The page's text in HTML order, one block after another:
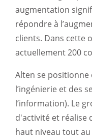
augmentation
répondre à
clients. Dans cette
actuellement 200
Alten se
l’ingénierie et des
l’information). Le
d'activité et réalise
haut niveau tout